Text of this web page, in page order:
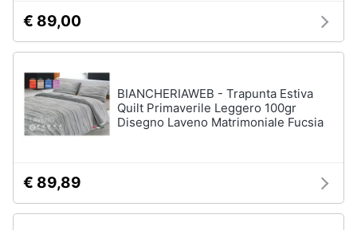
Copridivano
tutti
illuminazione
selction
Lampadari
€ 89,00
BIANCHERIAWEB - Trapunta Estiva
Quilt Primaverile Leggero 100gr
Disegno Laveno Matrimoniale Fucsia
€ 89,89